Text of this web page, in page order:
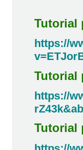
Tutorial
https://
Tutorial
https://
Tutorial